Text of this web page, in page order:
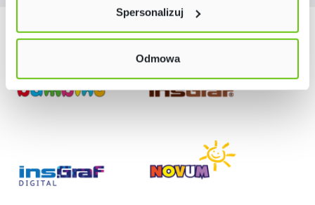
Polityce prywatności
Spersonalizuj
Odmowa
Nasze marki